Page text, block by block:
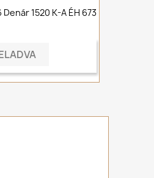
Denár 1520 K-A ÉH 673